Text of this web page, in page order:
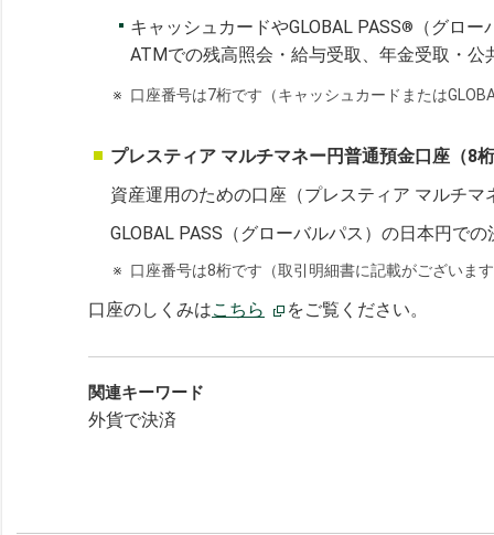
キャッシュカードやGLOBAL PASS®
（グロ
ATMでの残高照会・給与受取、年金受取・
※ 口座番号は7桁です（キャッシュカードまたは
プレスティア マルチマネー円普通預金口座（8
資産運用のための口座（プレスティア マルチ
GLOBAL PASS（グローバルパス）の日本円で
※ 口座番号は8桁です（取引明細書に記載がございま
口座のしくみはこちら をご覧ください。
関連キーワード
外貨で決済